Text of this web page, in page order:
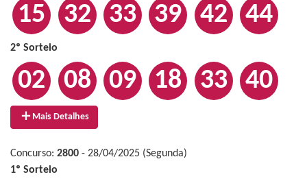
15 32 33 39 42 44
2º Sorteio
02 08 09 18 33 40
Mais Detalhes
Concurso: 2800 - 28/04/2025 (Segunda)
1º Sorteio